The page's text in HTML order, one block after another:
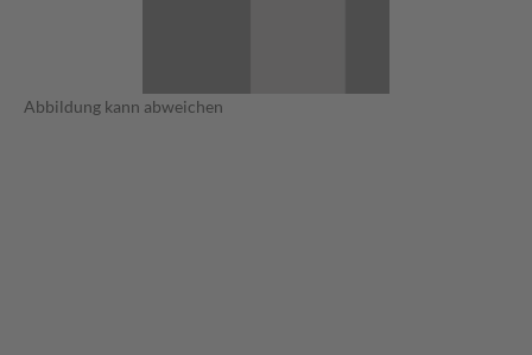
Abbildung kann abweichen